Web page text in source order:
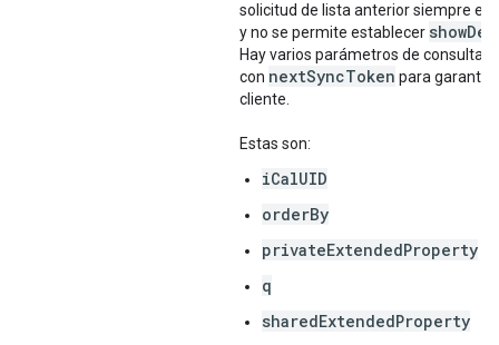
solicitud de lista anterior siempre
y no se permite establecer show
Hay varios parámetros de consulta
con nextSyncToken para
cliente.
Estas son:
iCalUID
orderBy
privateExtendedProperty
q
sharedExtendedProperty